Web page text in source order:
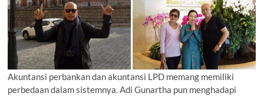
Akuntansi perbankan dan akuntansi LPD memang memiliki
perbedaan dalam sistemnya. Adi Gunartha pun menghadapi